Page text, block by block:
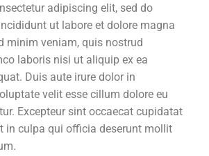
adipiscing elit, sed do
ut labore et dolore magna
minim veniam, quis nostrud
laboris nisi ut aliquip ex ea
Duis aute irure dolor in
velit esse cillum dolore eu
Excepteur sint occaecat cupidatat
in culpa qui officia deserunt mollit